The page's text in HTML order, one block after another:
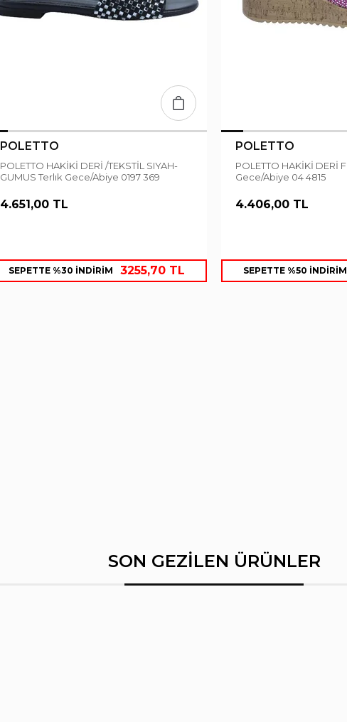
POLETTO
POLETTO HAKİKİ DERİ /TEKSTİL SIYAH-
GUMUS Terlık Gece/Abiye 0197 369
4.651,00 TL
SEPETTE %30 İNDİRİM 3255,70 TL
POLETTO
POLETTO HAKİKİ DERİ FUSYA Terlık
Gece/Abiye 04 4815
4.406,00 TL
SEPETTE %50 İNDİRİM
SON GEZİLEN ÜRÜNLER